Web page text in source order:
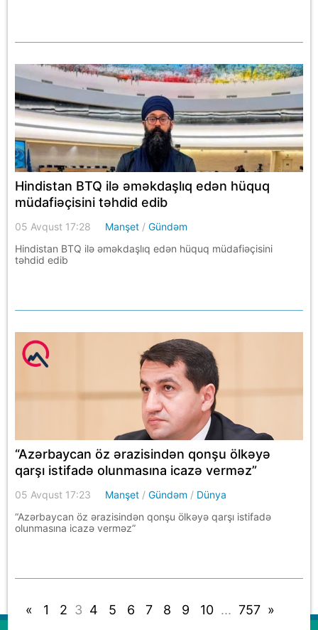
Hindistan BTQ ilə əməkdaşlıq edən hüquq
müdafiəçisini təhdid edib
05 Avqust 17:28 Manşet /Gündəm
Hindistan BTQ ilə əməkdaşlıq edən hüquq müdafiəçisini
təhdid edib
“Azərbaycan öz ərazisindən qonşu ölkəyə
qarşı istifadə olunmasına icazə verməz”
05 Avqust 17:23 Manşet /Gündəm / Dünya
“Azərbaycan öz ərazisindən qonşu ölkəyə qarşı istifadə
olunmasına icazə verməz”
« 1 2 3 4 5 6 7 8 9 10 ... 757 »